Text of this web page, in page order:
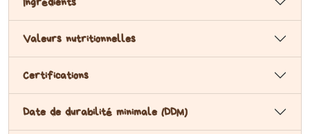
Valeurs nutritionnelles
Certifications
Date de durabilité minimale (DDM)